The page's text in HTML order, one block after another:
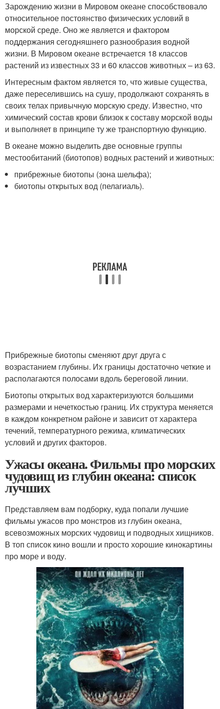
Зарождению жизни в Мировом океане способствовало
относительное постоянство физических условий в
морской среде. Оно же является и фактором
поддержания сегодняшнего разнообразия водной
жизни. В Мировом океане встречается 18 классов
растений из известных 33 и 60 классов животных – из 63.
Интересным фактом является то, что живые существа,
даже переселившись на сушу, продолжают сохранять в
своих телах привычную морскую среду. Известно, что
химический состав крови близок к составу морской воды
и выполняет в принципе ту же транспортную функцию.
В океане можно выделить две основные группы
местообитаний (биотопов) водных растений и животных:
прибрежные биотопы (зона шельфа);
биотопы открытых вод (пелагиаль).
Прибрежные биотопы сменяют друг друга с
возрастанием глубины. Их границы достаточно четкие и
располагаются полосами вдоль береговой линии.
Биотопы открытых вод характеризуются большими
размерами и нечеткостью границ. Их структура меняется
в каждом конкретном районе и зависит от характера
течений, температурного режима, климатических
условий и других факторов.
Ужасы океана. Фильмы про морских
чудовищ из глубин океана: список
лучших
Представляем вам подборку, куда попали лучшие
фильмы ужасов про монстров из глубин океана,
всевозможных морских чудовищ и подводных хищников.
В топ список кино вошли и просто хорошие кинокартины
про море и воду.